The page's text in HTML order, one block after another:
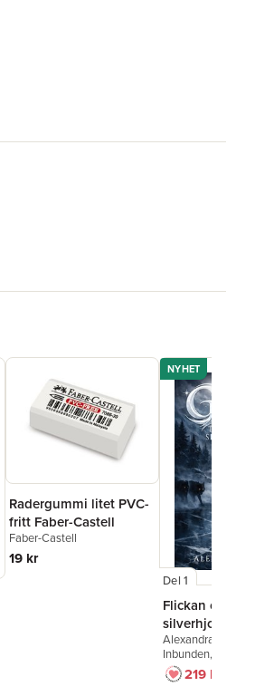
Radergummi litet PVC-
fritt Faber-Castell
Faber-Castell
19 kr
NYHET
Del 1
Flickan och
silverhjorten
Alexandra Bring
Inbunden, 2026
219 kr